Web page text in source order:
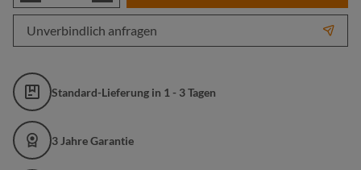
Unverbindlich anfragen
Standard-Lieferung in 1 - 3 Tagen
3 Jahre Garantie